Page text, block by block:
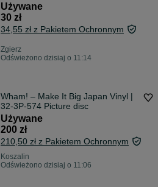
Używane
30 zł
34,55 zł z Pakietem Ochronnym
Zgierz
Odświeżono dzisiaj o 11:14
Wham! – Make It Big Japan Vinyl |
32‑3P‑574 Picture disc
Używane
200 zł
210,50 zł z Pakietem Ochronnym
Koszalin
Odświeżono dzisiaj o 11:06